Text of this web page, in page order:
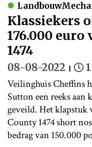
Klassiekers
176.000
1474
08-08-2022
Veilinghuis Cheffins
Sutton een reeks aan
geveild. Het klapstuk
County 1474 short
bedrag van 150.000